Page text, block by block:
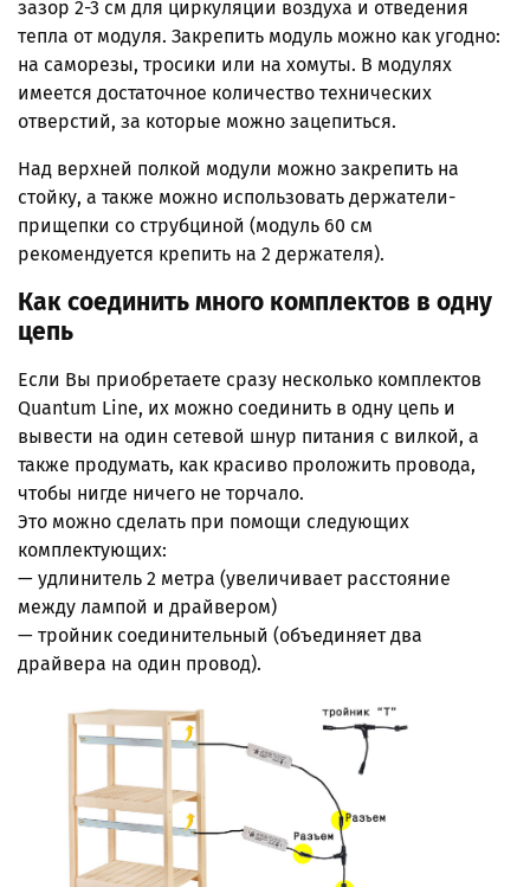
зазор 2-3 см для циркуляции воздуха и отведения
тепла от модуля. Закрепить модуль можно как угодно:
на саморезы, тросики или на хомуты. В модулях
имеется достаточное количество технических
отверстий, за которые можно зацепиться.
Над верхней полкой модули можно закрепить на
стойку, а также можно использовать держатели-
прищепки со струбциной (модуль 60 см
рекомендуется крепить на 2 держателя).
Как соединить много комплектов в одну
цепь
Если Вы приобретаете сразу несколько комплектов
Quantum Line, их можно соединить в одну цепь и
вывести на один сетевой шнур питания с вилкой, а
также продумать, как красиво проложить провода,
чтобы нигде ничего не торчало.
Это можно сделать при помощи следующих
комплектующих:
— удлинитель 2 метра (увеличивает расстояние
между лампой и драйвером)
— тройник соединительный (объединяет два
драйвера на один провод).